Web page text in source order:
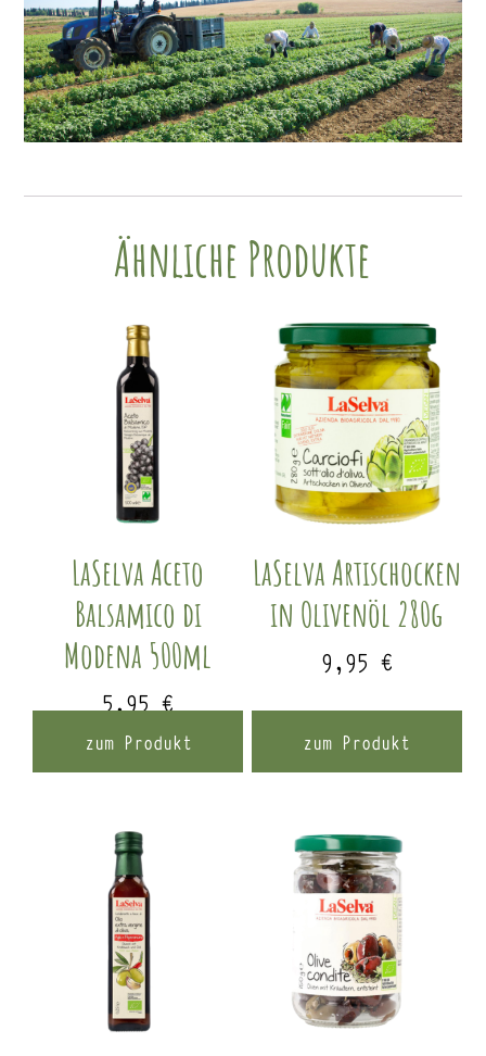
Ähnliche Produkte
LaSelva Aceto
Balsamico di
Modena 500ml
5,95€
zum Produkt
LaSelva Artischocken
in Olivenöl 280g
9,95 €
zum Produkt